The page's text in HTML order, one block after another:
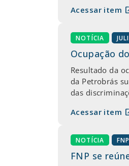
Acessar item
NOTÍCIA
Ocupação
Resultado da
da Petrobrás
das
Acessar item
NOTÍCIA FNP
FNP se